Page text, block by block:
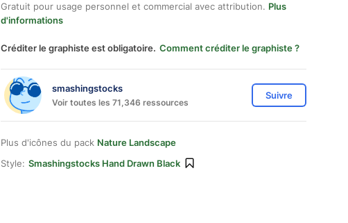
Gratuit pour usage personnel et commercial avec attribution. Plus
d'informations
Créditer le graphiste est obligatoire. Comment créditer le graphiste ?
smashingstocks
Voir toutes les 71,346 ressources
Suivre
Plus d'icônes du pack Nature Landscape
Style: Smashingstocks Hand Drawn Black